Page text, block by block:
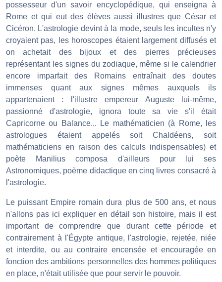
possesseur d'un savoir encyclopédique, qui enseigna à
Rome et qui eut des élèves aussi illustres que César et
Cicéron. L'astrologie devint à la mode, seuls les incultes n'y
croyaient pas, les horoscopes étaient largement diffusés et
on achetait des bijoux et des pierres précieuses
représentant les signes du zodiaque, même si le calendrier
encore imparfait des Romains entraînait des doutes
immenses quant aux signes mêmes auxquels ils
appartenaient : l'illustre empereur Auguste lui-même,
passionné d'astrologie, ignora toute sa vie s'il était
Capricorne ou Balance... Le mathématicien (à Rome, les
astrologues étaient appelés soit Chaldéens, soit
mathématiciens en raison des calculs indispensables) et
poète Manilius composa d'ailleurs pour lui ses
Astronomiques, poème didactique en cinq livres consacré à
l'astrologie.
Le puissant Empire romain dura plus de 500 ans, et nous
n'allons pas ici expliquer en détail son histoire, mais il est
important de comprendre que durant cette période et
contrairement à l'Égypte antique, l'astrologie, rejetée, niée
et interdite, ou au contraire encensée et encouragée en
fonction des ambitions personnelles des hommes politiques
en place, n'était utilisée que pour servir le pouvoir.